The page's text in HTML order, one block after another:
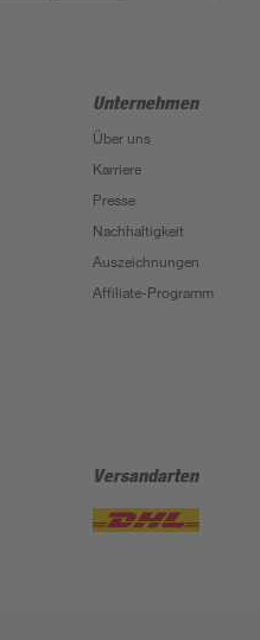
Unternehmen
Über uns
Karriere
Presse
Nachhaltigkeit
Auszeichnungen
Affiliate-Programm
Versandarten